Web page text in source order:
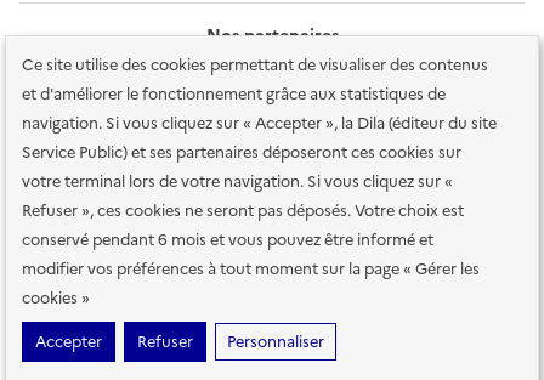
Ce site utilise des cookies permettant de visualiser des contenus
et d'améliorer le fonctionnement grâce aux statistiques de
navigation. Si vous cliquez sur « Accepter », la Dila (éditeur du site
Service Public) et ses partenaires déposeront ces cookies sur
votre terminal lors de votre navigation. Si vous cliquez sur «
Refuser », ces cookies ne seront pas déposés. Votre choix est
conservé pendant 6 mois et vous pouvez être informé et
modifier vos préférences à tout moment sur la page « Gérer les
cookies »
Accepter
Refuser Personnaliser
Nos partenaires
Plan du site Accessibilité : totalement conforme
Accessibilité des
services en ligne Mentions légales Données personnelles et sécurité
Conditions générales d'utilisation Gestion des cookies
Sauf mention contraire, tous les contenus de ce site sont sous
etalab-2.0